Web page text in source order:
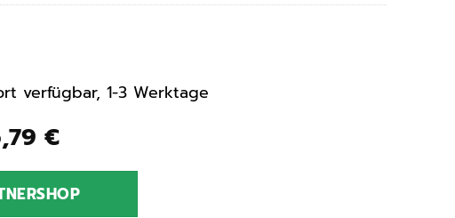
€
€Aktueller
ist:
76,79 €.
verfügbar, 1-3 Werktage